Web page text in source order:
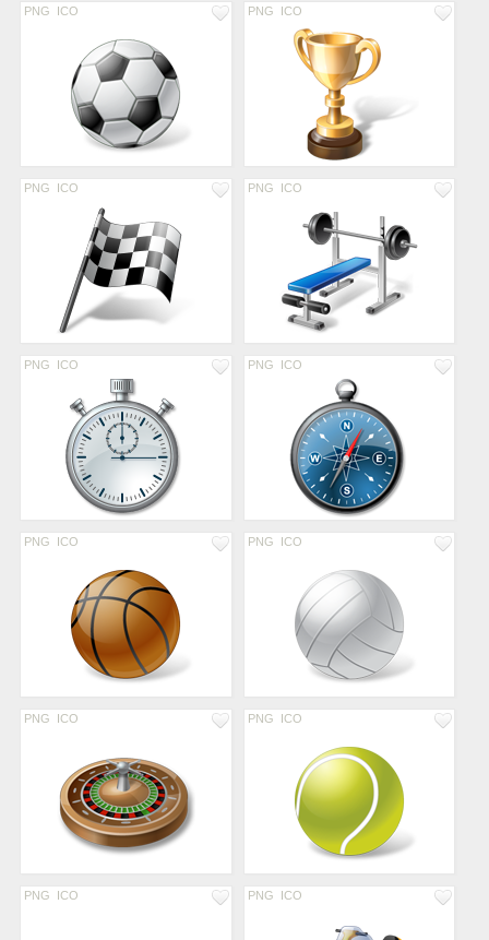
PNG ICO PNG ICO
PNG ICO PNG ICO
PNG ICO PNG ICO
PNG ICO PNG ICO
PNG ICO PNG ICO
PNG ICO PNG ICO